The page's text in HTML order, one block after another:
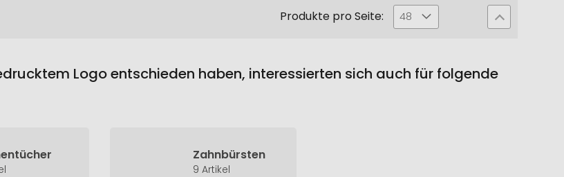
Produkte pro Seite: 48
Logo entschieden haben, interessierten sich auch für folgende
Zahnbürsten
9 Artikel